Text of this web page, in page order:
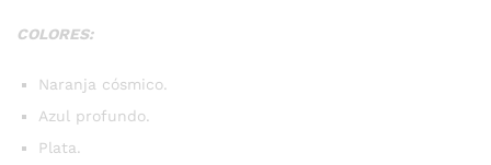
COLORES:
Naranja cósmico.
Azul profundo.
Plata.